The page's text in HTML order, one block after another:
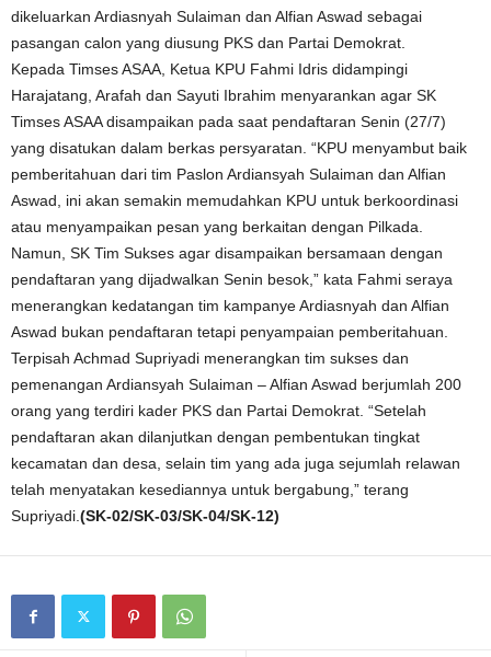
dikeluarkan Ardiasnyah Sulaiman dan Alfian Aswad sebagai
pasangan calon yang diusung PKS dan Partai Demokrat.
Kepada Timses ASAA, Ketua KPU Fahmi Idris didampingi
Harajatang, Arafah dan Sayuti Ibrahim menyarankan agar SK
Timses ASAA disampaikan pada saat pendaftaran Senin (27/7)
yang disatukan dalam berkas persyaratan. “KPU menyambut baik
pemberitahuan dari tim Paslon Ardiansyah Sulaiman dan Alfian
Aswad, ini akan semakin memudahkan KPU untuk berkoordinasi
atau menyampaikan pesan yang berkaitan dengan Pilkada.
Namun, SK Tim Sukses agar disampaikan bersamaan dengan
pendaftaran yang dijadwalkan Senin besok,” kata Fahmi seraya
menerangkan kedatangan tim kampanye Ardiasnyah dan Alfian
Aswad bukan pendaftaran tetapi penyampaian pemberitahuan.
Terpisah Achmad Supriyadi menerangkan tim sukses dan
pemenangan Ardiansyah Sulaiman – Alfian Aswad berjumlah 200
orang yang terdiri kader PKS dan Partai Demokrat. “Setelah
pendaftaran akan dilanjutkan dengan pembentukan tingkat
kecamatan dan desa, selain tim yang ada juga sejumlah relawan
telah menyatakan kesediannya untuk bergabung,” terang
Supriyadi. (SK-02/SK-03/SK-04/SK-12)